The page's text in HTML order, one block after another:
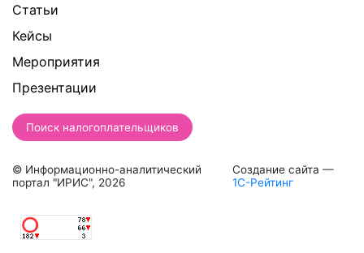
Статьи
Кейсы
Мероприятия
Презентации
Поиск налогоплательщиков
© Информационно-аналитический
портал "ИРИС", 2026
Создание сайта —
1С-Рейтинг